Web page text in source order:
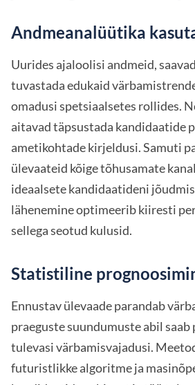
Andmeanalüütika
Uurides ajaloolisi andmeid,
tuvastada edukaid
omadusi spetsiaalsetes rollides.
aitavad täpsustada kandidaatide
ametikohtade kirjeldusi. Samuti
ülevaateid kõige tõhusamate
ideaalsete kandidaatideni
lähenemine optimeerib kiiresti
sellega seotud kulusid.
Statistiline
Ennustav ülevaade parandab
praeguste suundumuste abil saab
tulevasi värbamisvajadusi.
futuristlikke algoritme ja